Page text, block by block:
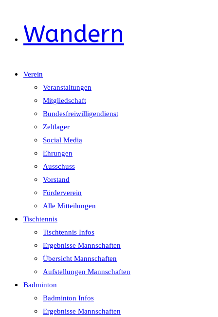
Wandern
Verein
Veranstaltungen
Mitgliedschaft
Bundesfreiwilligendienst
Zeltlager
Social Media
Ehrungen
Ausschuss
Vorstand
Förderverein
Alle Mitteilungen
Tischtennis
Tischtennis Infos
Ergebnisse Mannschaften
Übersicht Mannschaften
Aufstellungen Mannschaften
Badminton
Badminton Infos
Ergebnisse Mannschaften